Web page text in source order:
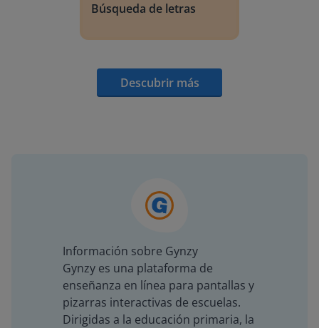
Búsqueda de letras
Descubrir más
Información sobre Gynzy
Gynzy es una plataforma de
enseñanza en línea para pantallas y
pizarras interactivas de escuelas.
Dirigidas a la educación primaria, la